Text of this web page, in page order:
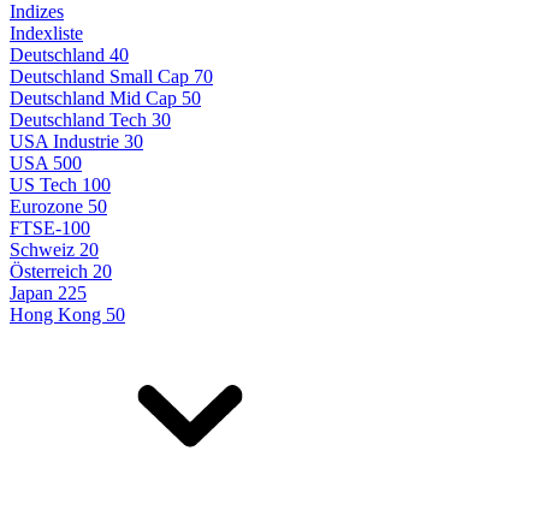
Indizes
Indexliste
Deutschland 40
Deutschland Small Cap 70
Deutschland Mid Cap 50
Deutschland Tech 30
USA Industrie 30
USA 500
US Tech 100
Eurozone 50
FTSE-100
Schweiz 20
Österreich 20
Japan 225
Hong Kong 50